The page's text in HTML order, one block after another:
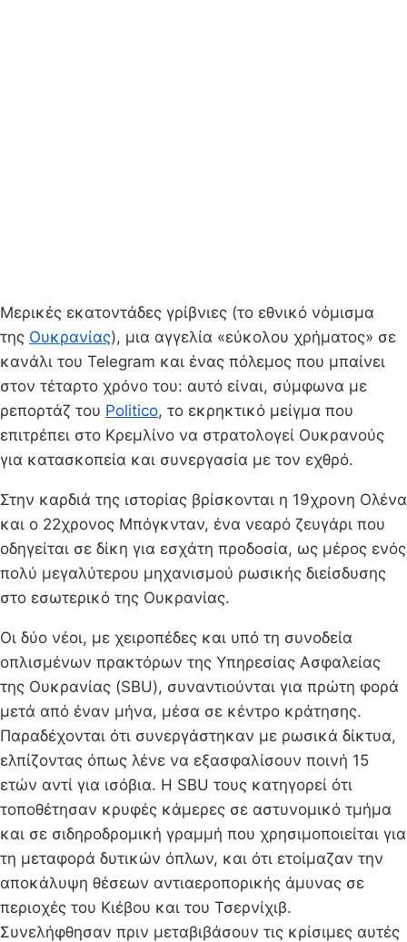
Μερικές εκατοντάδες γρίβνιες (το εθνικό νόμισμα
της Ουκρανίας), μια αγγελία «εύκολου χρήματος» σε
κανάλι του Telegram και ένας πόλεμος που μπαίνει
στον τέταρτο χρόνο του: αυτό είναι, σύμφωνα με
ρεπορτάζ του Politico, το εκρηκτικό μείγμα που
επιτρέπει στο Κρεμλίνο να στρατολογεί Ουκρανούς
για κατασκοπεία και συνεργασία με τον εχθρό.
Στην καρδιά της ιστορίας βρίσκονται η 19χρονη Ολένα
και ο 22χρονος Μπόγκνταν, ένα νεαρό ζευγάρι που
οδηγείται σε δίκη για εσχάτη προδοσία, ως μέρος ενός
πολύ μεγαλύτερου μηχανισμού ρωσικής διείσδυσης
στο εσωτερικό της Ουκρανίας.
Οι δύο νέοι, με χειροπέδες και υπό τη συνοδεία
οπλισμένων πρακτόρων της Υπηρεσίας Ασφαλείας
της Ουκρανίας (SBU), συναντιούνται για πρώτη φορά
μετά από έναν μήνα, μέσα σε κέντρο κράτησης.
Παραδέχονται ότι συνεργάστηκαν με ρωσικά δίκτυα,
ελπίζοντας όπως λένε να εξασφαλίσουν ποινή 15
ετών αντί για ισόβια. Η SBU τους κατηγορεί ότι
τοποθέτησαν κρυφές κάμερες σε αστυνομικό τμήμα
και σε σιδηροδρομική γραμμή που χρησιμοποιείται για
τη μεταφορά δυτικών όπλων, και ότι ετοίμαζαν την
αποκάλυψη θέσεων αντιαεροπορικής άμυνας σε
περιοχές του Κιέβου και του Τσερνίχιβ.
Συνελήφθησαν πριν μεταβιβάσουν τις κρίσιμες αυτές